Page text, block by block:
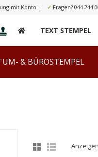
mit Konto | ✓ Fragen? 044 244
TEXT STEMPEL
& BÜROSTEMPEL